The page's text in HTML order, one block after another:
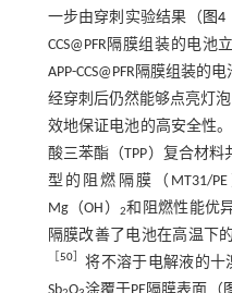
一步由穿刺实验结果（ 图4
CCS@PFR隔膜组装的电
APP-CCS@PFR隔膜组装的
经穿刺后仍然能够点亮灯泡
效地保证电池的高安全性
酸三苯酯（TPP）复合材
型的阻燃隔膜（MT31/
Mg（OH）
2和阻燃性能优
隔膜改善了电池在高温下
［50］将不溶于电解液的十